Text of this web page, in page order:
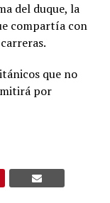
del duque, la
compartía con
que no
por